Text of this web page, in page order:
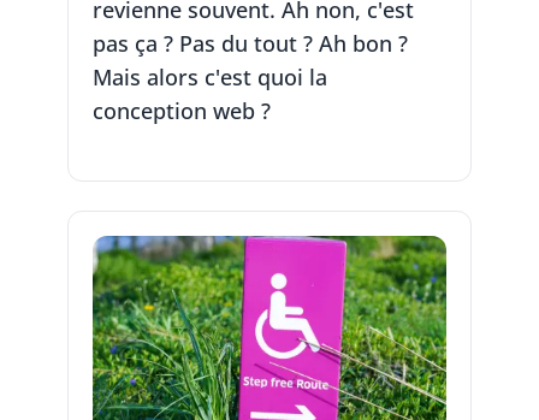
revienne souvent. Ah non, c'est
pas ça ? Pas du tout ? Ah bon ?
Mais alors c'est quoi la
conception web ?